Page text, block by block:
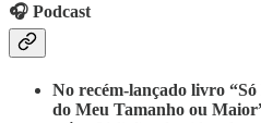
🎧 Podcast
No recém-lançado livro
do Meu Tamanho ou